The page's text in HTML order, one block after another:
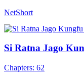
NetShort
Si Ratna Jago
Chapters: 62